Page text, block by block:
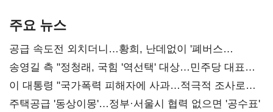
주요 뉴스
공급 속도전 외치더니…황희, 난데없이 '폐버스
리모델링' 제안
송영길 측 "정청래, 국힘 '역선택' 대상…민주당 대표로
총선 지휘 못해"
이 대통령 "국가폭력 피해자에 사과…적극적 조사로
진실 밝혀야"
주택공급 '동상이몽'…정부·서울시 협력 없으면 '공수표'